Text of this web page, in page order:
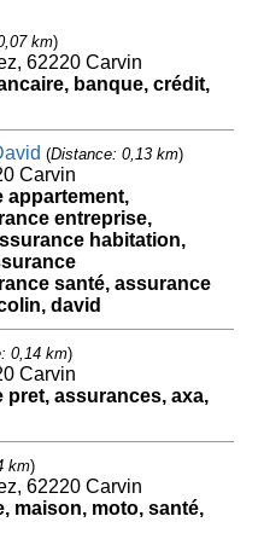
km)
62220 Carvin
banque, crédit,
(Distance: 0,13 km)
Carvin
appartement,
entreprise,
habitation,
santé, assurance
david
0,14 km)
Carvin
assurances, axa,
km)
62220 Carvin
maison, moto, santé,